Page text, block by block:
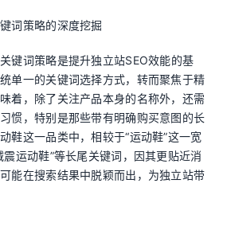
词策略的深度挖掘
键词策略是提升独立站SEO效能的基
单一的关键词选择方式，转而聚焦于精
着，除了关注产品本身的名称外，还需
惯，特别是那些带有明确购买意图的长
鞋这一品类中，相较于“运动鞋”这一宽
运动鞋”等长尾关键词，因其更贴近消
能在搜索结果中脱颖而出，为独立站带